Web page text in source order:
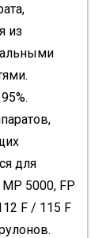
из
для
5000, FP
F / 115 F